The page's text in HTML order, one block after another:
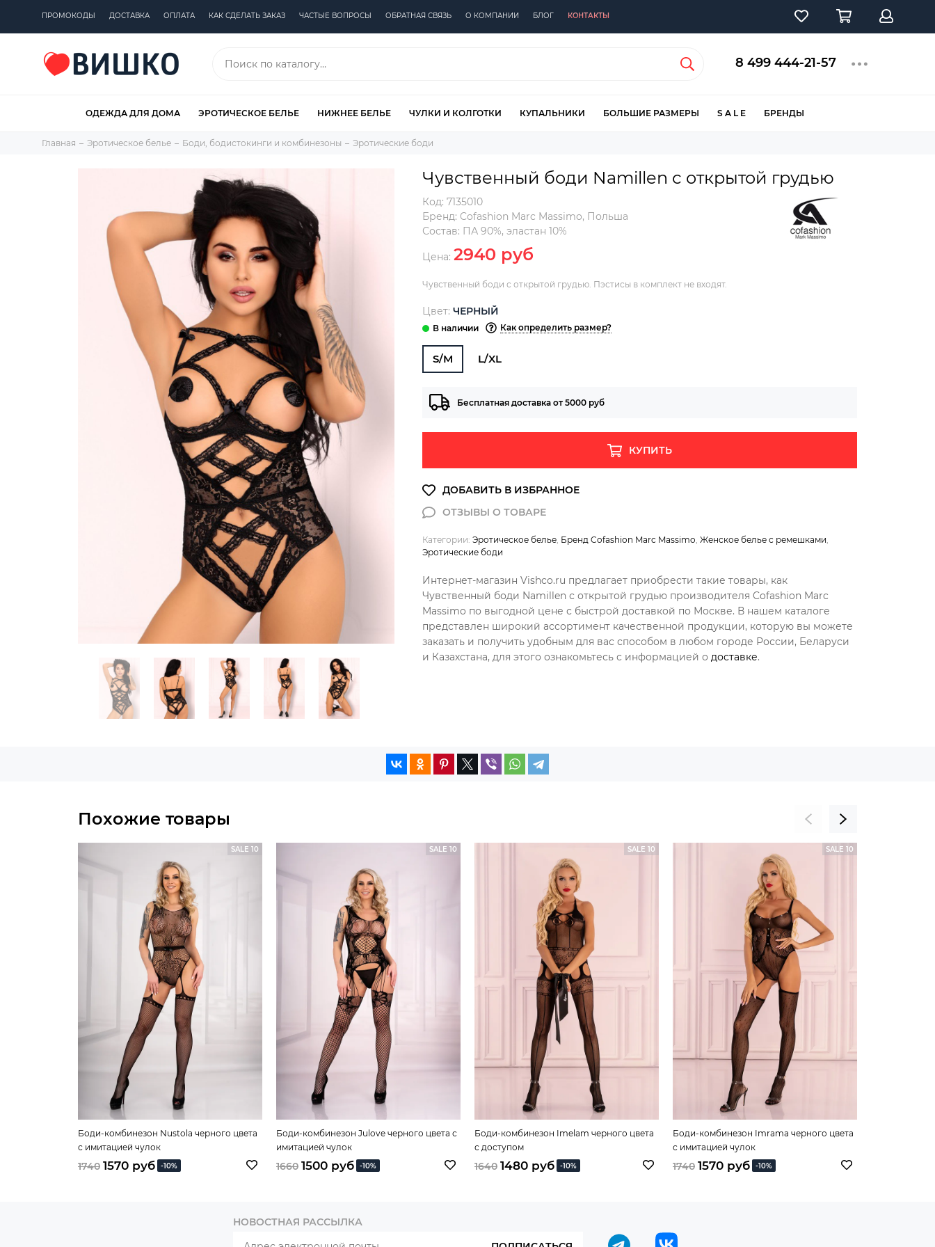
ПРОМОКОДЫ ДОСТАВКА ОПЛАТА КАК СДЕЛАТЬ ЗАКАЗ ЧАСТЫЕ ВОПРОСЫ ОБРАТНАЯ СВЯЗЬ О КОМПАНИИ БЛОГ КОНТАКТЫ
8 499 444-21-57
ОДЕЖДА ДЛЯ ДОМА ЭРОТИЧЕСКОЕ БЕЛЬЕ НИЖНЕЕ БЕЛЬЕ ЧУЛКИ И КОЛГОТКИ КУПАЛЬНИКИ БОЛЬШИЕ РАЗМЕРЫ S A L E БРЕНДЫ
Главная Эротическое белье Боди, бодистокинги и комбинезоны Эротические боди
Чувственный боди Namillen с открытой грудью
Код: 7135010
Бренд: Cofashion Marc Massimo, Польша
Состав: ПА 90%, эластан 10%
Цена: 2940 руб
Чувственный боди с открытой грудью. Пэстисы в комплект не входят.
Цвет: ЧЕРНЫЙ
Как определить размер?
S/M L/XL
Бесплатная доставка от 5000 руб
КУПИТЬ
Категории: Эротическое белье, Бренд Cofashion Marc Massimo, Женское белье с ремешками,
Эротические боди
Интернет-магазин Vishco.ru предлагает приобрести такие товары, как
Чувственный боди Namillen с открытой грудью производителя Cofashion Marc
Massimo по выгодной цене с быстрой доставкой по Москве. В нашем каталоге
представлен широкий ассортимент качественной продукции, которую вы можете
заказать и получить удобным для вас способом в любом городе России, Беларуси
и Казахстана, для этого ознакомьтесь с информацией о доставке.
Похожие товары
SALE 10
Боди-комбинезон Nustola черного цвета
с имитацией чулок
1740 1570 руб -10%
SALE 10
Боди-комбинезон Julove черного цвета с
имитацией чулок
1660 1500 руб -10%
SALE 10
Боди-комбинезон Imelam черного цвета
с доступом
1640 1480 руб -10%
SALE 10
Боди-комбинезон Imrama черного цвета
с имитацией чулок
1740 1570 руб -10%
НОВОСТНАЯ РАССЫЛКА